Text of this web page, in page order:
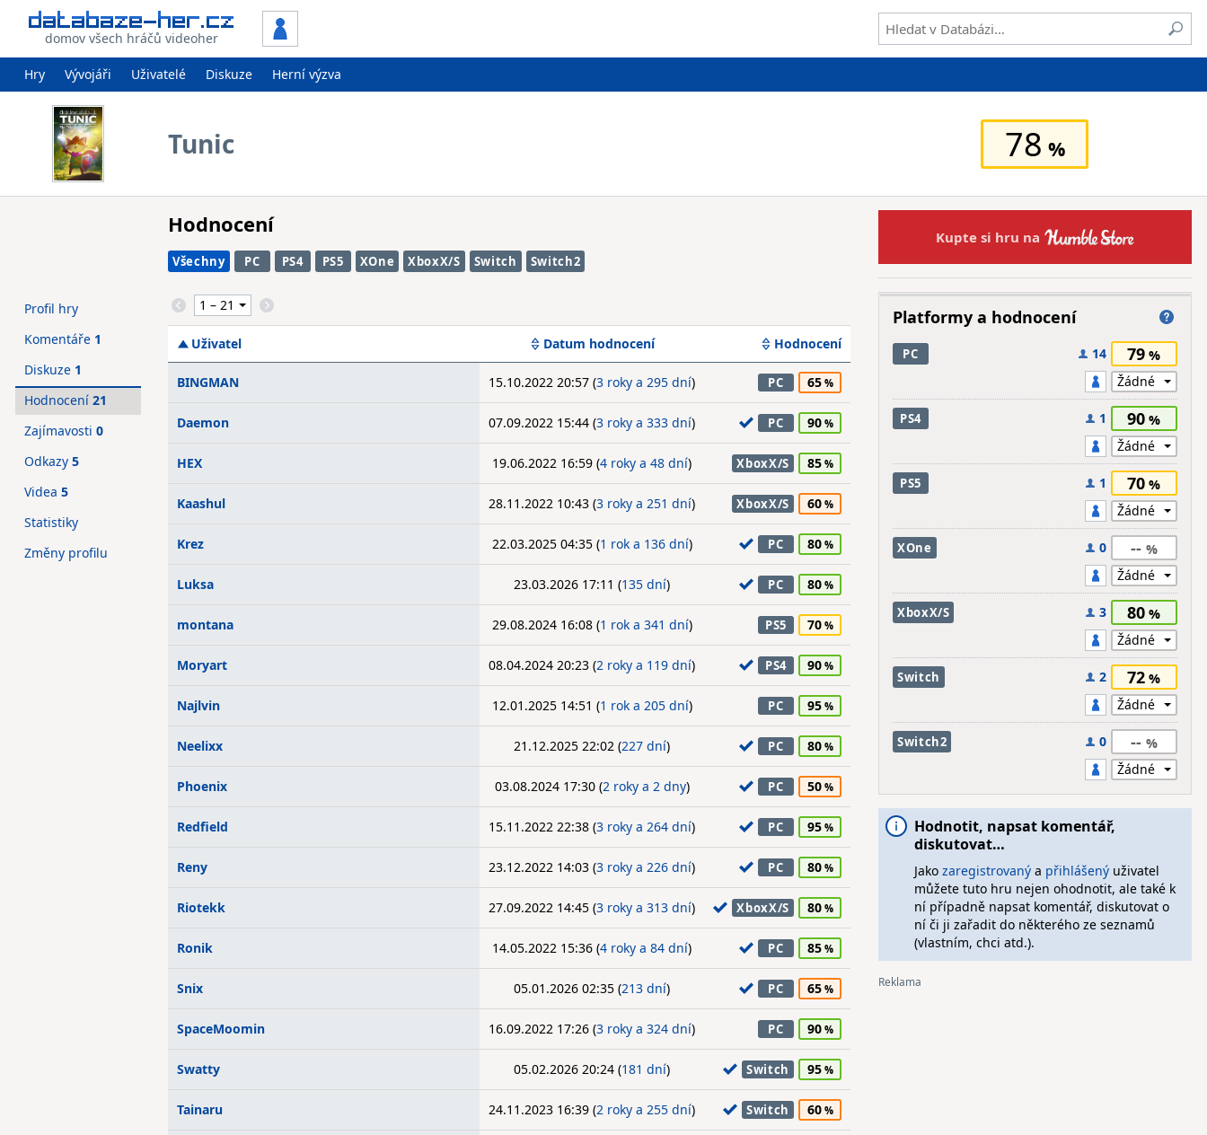
domov všech hráčů videoher
Hry Vývojáři Uživatelé Diskuze Herní výzva
Tunic 78
Hodnocení
Všechny PC PS4 PS5 XOne XboxX/S Switch Switch2
Uživatel Datum hodnocení Hodnocení
BINGMAN 15.10.2022 20:57 (3 roky a 295 dní) PC 65
Daemon 07.09.2022 15:44 (3 roky a 333 dní) PC 90
HEX 19.06.2022 16:59 (4 roky a 48 dní) XboxX/S 85
Kaashul 28.11.2022 10:43 (3 roky a 251 dní) XboxX/S 60
Krez 22.03.2025 04:35 (1 rok a 136 dní) PC 80
Luksa 23.03.2026 17:11 (135 dní) PC 80
montana 29.08.2024 16:08 (1 rok a 341 dní) PS5 70
Moryart 08.04.2024 20:23 (2 roky a 119 dní) PS4 90
Najlvin 12.01.2025 14:51 (1 rok a 205 dní) PC 95
Neelixx 21.12.2025 22:02 (227 dní) PC 80
Phoenix 03.08.2024 17:30 (2 roky a 2 dny) PC 50
Redfield 15.11.2022 22:38 (3 roky a 264 dní) PC 95
Reny 23.12.2022 14:03 (3 roky a 226 dní) PC 80
Riotekk 27.09.2022 14:45 (3 roky a 313 dní) XboxX/S 80
Ronik 14.05.2022 15:36 (4 roky a 84 dní) PC 85
Snix 05.01.2026 02:35 (213 dní) PC 65
SpaceMoomin 16.09.2022 17:26 (3 roky a 324 dní) PC 90
Swatty 05.02.2026 20:24 (181 dní) Switch 95
Tainaru 24.11.2023 16:39 (2 roky a 255 dní) Switch 60
Profil hry
Komentáře 1
Diskuze 1
Hodnocení 21
Zajímavosti 0
Odkazy 5
Videa 5
Statistiky
Změny profilu
Kupte si hru na
Platformy a hodnocení
PC 14 79
PS4 1 90
PS5 1 70
XOne 0 --
XboxX/S 3 80
Switch 2 72
Switch2 0 --
Hodnotit, napsat komentář,
diskutovat…
Jako zaregistrovanýa přihlášenýuživatel
můžete tuto hru nejen ohodnotit, ale také k
ní případně napsat komentář, diskutovat o
ní či ji zařadit do některého ze seznamů
(vlastním, chci atd.).